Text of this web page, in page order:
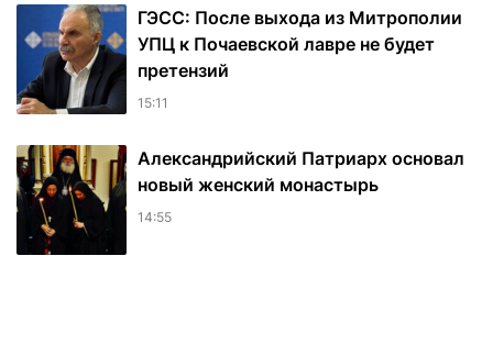
ГЭСС: После выхода из Митрополии
УПЦ к Почаевской лавре не будет
претензий
15:11
Александрийский Патриарх основал
новый женский монастырь
14:55